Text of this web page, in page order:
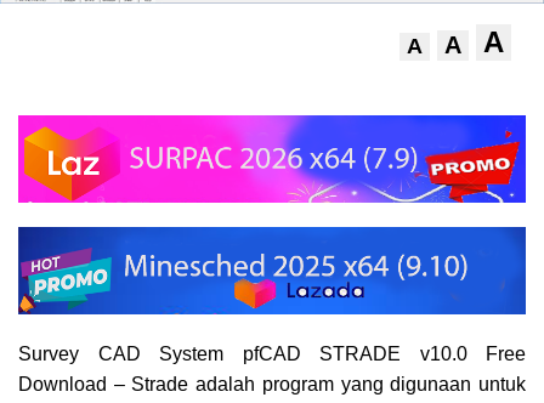
A A A
Survey CAD System pfCAD STRADE v10.0 Free
Download – Strade adalah program yang digunaan untuk